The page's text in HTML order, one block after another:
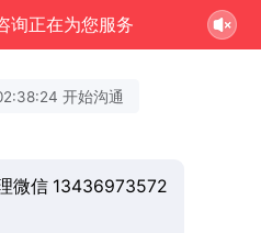
询正在为您服务
开始沟通
微信 13436973572